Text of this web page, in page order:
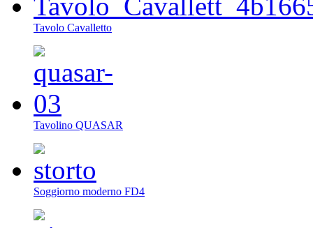
Tavolo Cavalletto
Tavolino QUASAR
Soggiorno moderno FD4